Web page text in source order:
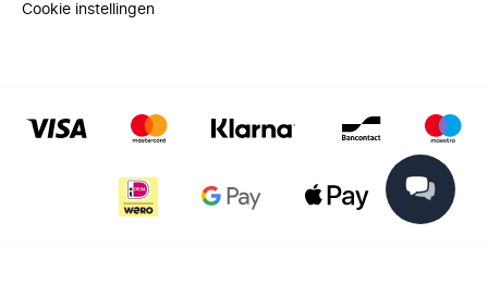
Cookie instellingen